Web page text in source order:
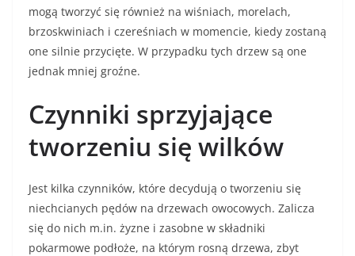
mogą tworzyć się również na wiśniach, morelach,
brzoskwiniach i czereśniach w momencie, kiedy zostaną
one silnie przycięte. W przypadku tych drzew są one
jednak mniej groźne.
Czynniki sprzyjające
tworzeniu się wilków
Jest kilka czynników, które decydują o tworzeniu się
niechcianych pędów na drzewach owocowych. Zalicza
się do nich m.in. żyzne i zasobne w składniki
pokarmowe podłoże, na którym rosną drzewa, zbyt